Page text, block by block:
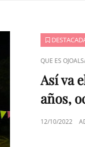
ENLACES
DE
CATEGORÍAS
QUE ES
Así va
años,
PUBLICADO
12/10/2022